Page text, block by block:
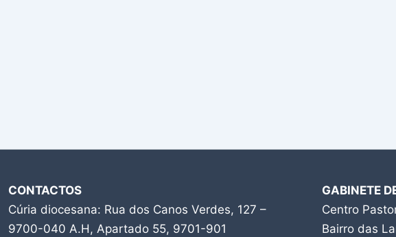
CONTACTOS
Cúria diocesana: Rua dos Canos Verdes, 127 –
9700-040 A.H, Apartado 55, 9701-901
GABINETE
Centro
Bairro das